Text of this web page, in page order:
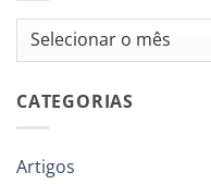
Arquivos
CATEGORIAS
Artigos